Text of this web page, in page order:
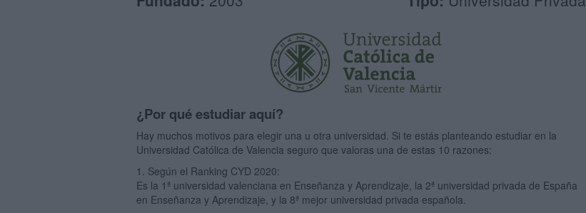
¿Por qué estudiar aquí?
Hay muchos motivos para elegir una u otra universidad. Si te estás planteando estudiar en la
Universidad Católica de Valencia seguro que valoras una de estas 10 razones:
1. Según el Ranking CYD 2020:
Es la 1ª universidad valenciana en Enseñanza y Aprendizaje, la 2ª universidad privada de España
en Enseñanza y Aprendizaje, y la 8ª mejor universidad privada española.